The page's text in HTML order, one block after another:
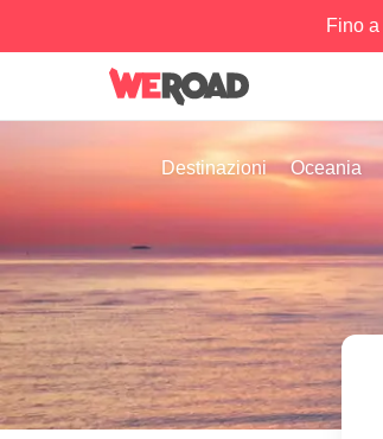
Fino a
Destinazioni Oceania